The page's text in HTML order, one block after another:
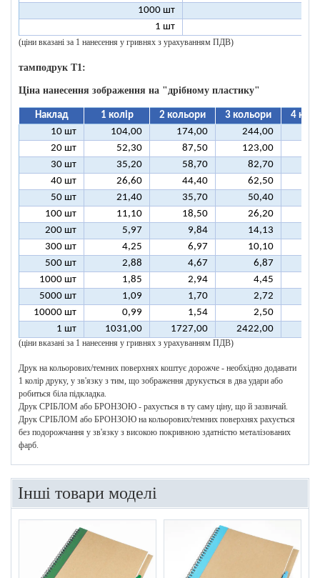
1000 шт
1 шт
(ціни вказані за 1 нанесення у гривнях з урахуванням ПДВ)
тамподрук T1:
Ціна нанесення зображення на "дрібному пластику"
Наклад 1 колір 2 кольори 3 кольори
4
10 шт
104,00 174,00 244,00
20 шт
52,30 87,50 123,00
30 шт
35,20 58,70 82,70
40 шт
26,60 44,40 62,50
50 шт
21,40 35,70 50,40
100 шт
11,10 18,50 26,20
200 шт
5,97 9,84 14,13
300 шт
4,25 6,97 10,10
500 шт
2,88 4,67 6,87
1000 шт
1,85 2,94 4,45
5000 шт
1,09 1,70 2,72
10000 шт
0,99 1,54 2,50
1 шт
1031,00 1727,00 2422,00
(ціни вказані за 1 нанесення у гривнях з урахуванням ПДВ)
Друк на кольорових/темних поверхнях коштує дорожче - необхідно додавати
1 колір друку, у зв'язку з тим, що зображення друкується в два удари або
робиться біла підкладка.
Друк СРІБЛОМ або БРОНЗОЮ - рахується в ту саму ціну, що й зазвичай.
Друк СРІБЛОМ або БРОНЗОЮ на кольорових/темних поверхнях рахується
без подорожчання у зв'язку з високою покривною здатністю металізованих
фарб.
Інші товари моделі